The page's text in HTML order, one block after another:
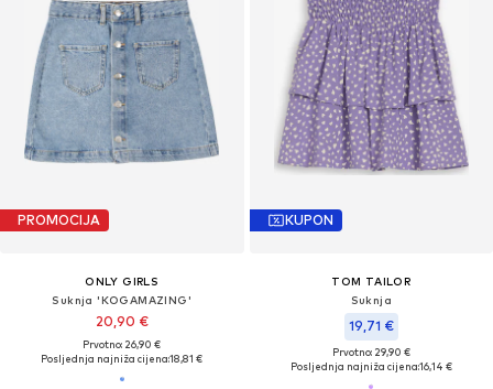
PROMOCIJA
ONLY GIRLS
Suknja 'KOGAMAZING'
20,90 €
Prvotno: 26,90 €
Posljednja najniža cijena:18,81 €
KUPON
TOM TAILOR
Suknja
19,71 €
Prvotno: 29,90 €
Posljednja najniža cijena:16,14 €